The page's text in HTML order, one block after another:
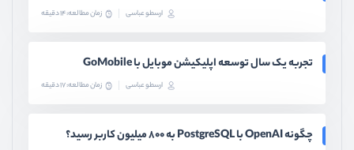
ارسطو عباسی زمان مطالعه: 14 دقیقه
تجربه یک سال توسعه اپلیکیشن موبایل با GoMobile
ارسطو عباسی زمان مطالعه: 17 دقیقه
چگونه OpenAI با PostgreSQL به ۸۰۰ میلیون کاربر رسید؟